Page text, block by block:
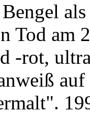
Tod am
-rot,